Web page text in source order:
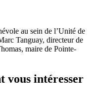
au sein de l’Unité de
Tanguay, directeur de
maire de Pointe-
vous intéresser